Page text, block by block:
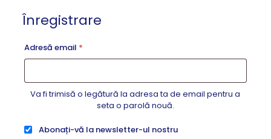
Înregistrare
Adresă email *Obligatoriu
Va fi trimisă o legătură la adresa ta de email pentru a
seta o parolă nouă.
Abonați-vă la newsletter-ul nostru